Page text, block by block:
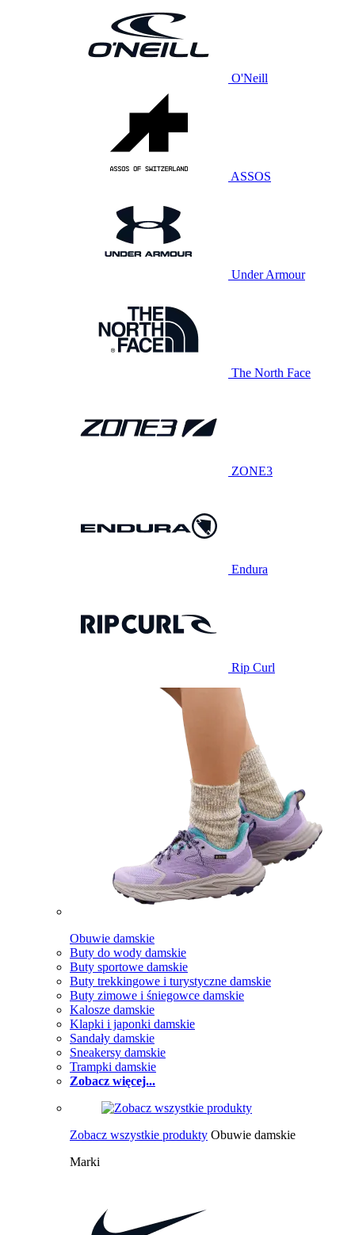
O'Neill
ASSOS
Under Armour
The North Face
ZONE3
Endura
Rip Curl
Obuwie damskie
Buty do wody damskie
Buty sportowe damskie
Buty trekkingowe i turystyczne damskie
Buty zimowe i śniegowce damskie
Kalosze damskie
Klapki i japonki damskie
Sandały damskie
Sneakersy damskie
Trampki damskie
Zobacz więcej...
Zobacz wszystkie produkty Obuwie damskie
Marki